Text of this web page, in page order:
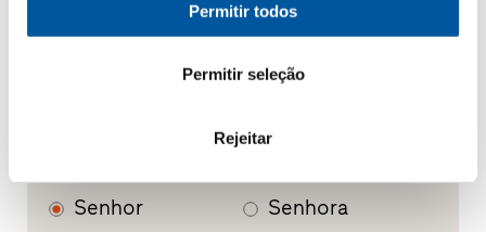
Permitir todos
Permitir seleção
Rejeitar
Os seus dados pessoais
Senhor Senhora